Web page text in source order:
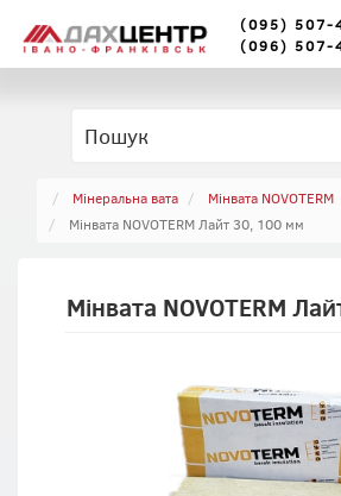
(095) 507-
(096) 507-
Мінеральна вата
Мінвата NOVOTERM
Мінвата NOVOTERM Лайт 30, 100 мм
Мінвата NOVOTERM